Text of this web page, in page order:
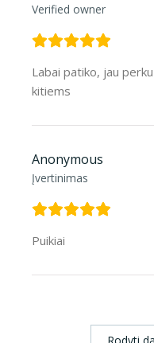
Verified owner
Labai patiko, jau
kitiems
Anonymous
Įvertinimas
Puikiai